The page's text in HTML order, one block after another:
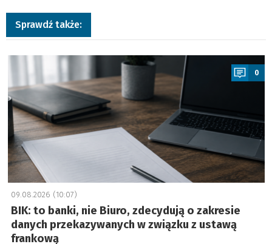
Sprawdź także:
a
0
09.08.2026 (10:07)
BIK: to banki, nie Biuro, zdecydują o zakresie
danych przekazywanych w związku z ustawą
frankową